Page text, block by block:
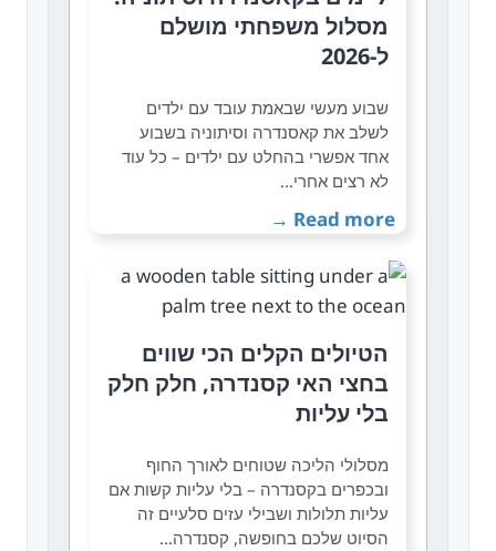
מסלול משפחתי מושלם
ל-2026
שבוע מעשי שבאמת עובד עם ילדים
לשלב את קאסנדרה וסיתוניה בשבוע
אחד אפשרי בהחלט עם ילדים – כל עוד
לא רצים אחרי…
Read more →
הטיולים הקלים הכי שווים
בחצי האי קסנדרה, חלק חלק
בלי עליות
מסלולי הליכה שטוחים לאורך החוף
ובכפרים בקסנדרה – בלי עליות קשות אם
עליות תלולות ושבילי עזים סלעיים זה
הסיוט שלכם בחופשה, קסנדרה…